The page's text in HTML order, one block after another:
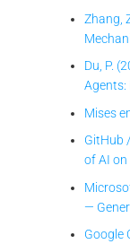
Zhang,
Du, P.
Agents:
Mises
GitHub
of AI on
—
Google